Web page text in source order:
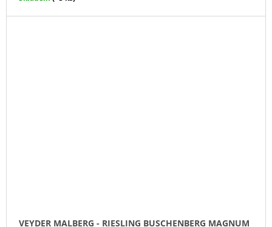
VEYDER MALBERG - RIESLING BUSCHENBERG MAGNUM